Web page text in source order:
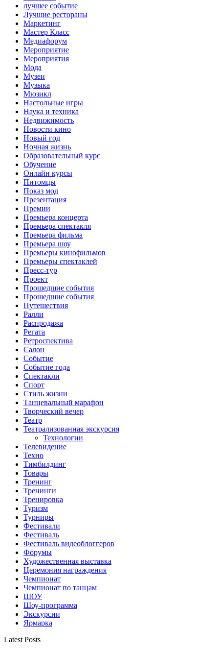
лучшее событие
Лучшие рестораны
Маркетинг
Мастер Класс
Медиафорум
Мероприятие
Мероприятия
Мода
Музеи
Музыка
Мюзикл
Настольные игры
Наука и техника
Недвижимость
Новости кино
Новый год
Ночная жизнь
Образовательный курс
Обучение
Онлайн курсы
Питомцы
Показ мод
Презентация
Премии
Премьера концерта
Премьера спектакля
Премьера фильма
Премьера шоу
Премьеры кинофильмов
Премьеры спектаклей
Пресс-тур
Проект
Прошедшие события
Прошедшие события
Путешествия
Ралли
Распродажа
Регата
Ретроспектива
Салон
Событие
Событие года
Спектакли
Спорт
Стиль жизни
Танцевальный марафон
Творческий вечер
Театр
Театрализованная экскурсия
Технологии
Телевидение
Техно
Тимбилдинг
Товары
Тренинг
Тренинги
Тренировка
Туризм
Турниры
Фестивали
Фестиваль
Фестиваль видеоблоггеров
Форумы
Художественная выставка
Церемония награждения
Чемпионат
Чемпионат по танцам
ШОУ
Шоу-программа
Экскурсии
Ярмарка
Latest Posts